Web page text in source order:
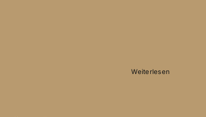
Weiterlesen